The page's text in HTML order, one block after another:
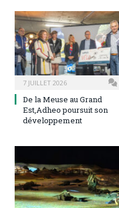
7 JUILLET 2026
De la Meuse au Grand
Est,Adheo poursuit son
développement